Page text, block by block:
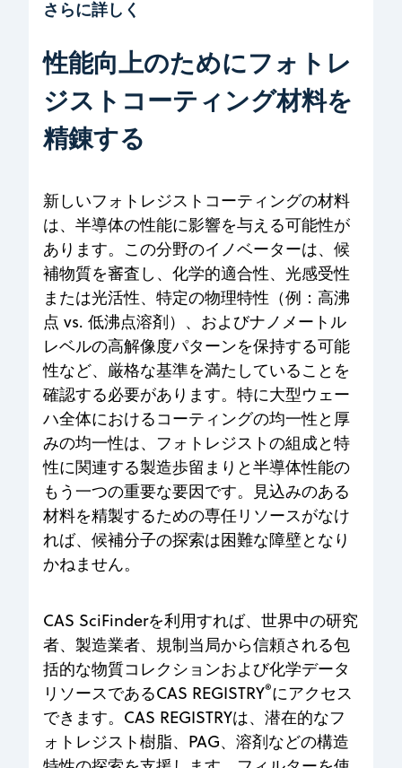
さらに詳しく
性能向上のためにフォトレ
ジストコーティング材料を
精錬する
新しいフォトレジストコーティングの材料
は、半導体の性能に影響を与える可能性が
あります。この分野のイノベーターは、候
補物質を審査し、化学的適合性、光感受性
または光活性、特定の物理特性（例：高沸
点 vs. 低沸点溶剤）、およびナノメートル
レベルの高解像度パターンを保持する可能
性など、厳格な基準を満たしていることを
確認する必要があります。特に大型ウェー
ハ全体におけるコーティングの均一性と厚
みの均一性は、フォトレジストの組成と特
性に関連する製造歩留まりと半導体性能の
もう一つの重要な要因です。見込みのある
材料を精製するための専任リソースがなけ
れば、候補分子の探索は困難な障壁となり
かねません。
CAS SciFinderを利用すれば、世界中の研究
者、製造業者、規制当局から信頼される包
括的な物質コレクションおよび化学データ
リソースであるCAS REGISTRY®にアクセス
できます。CAS REGISTRYは、潜在的なフ
ォトレジスト樹脂、PAG、溶剤などの構造